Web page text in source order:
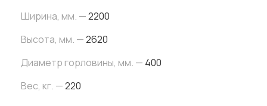
Ширина, мм. —2200
Высота, мм. —2620
Диаметр горловины, мм. — 400
Вес, кг. —220